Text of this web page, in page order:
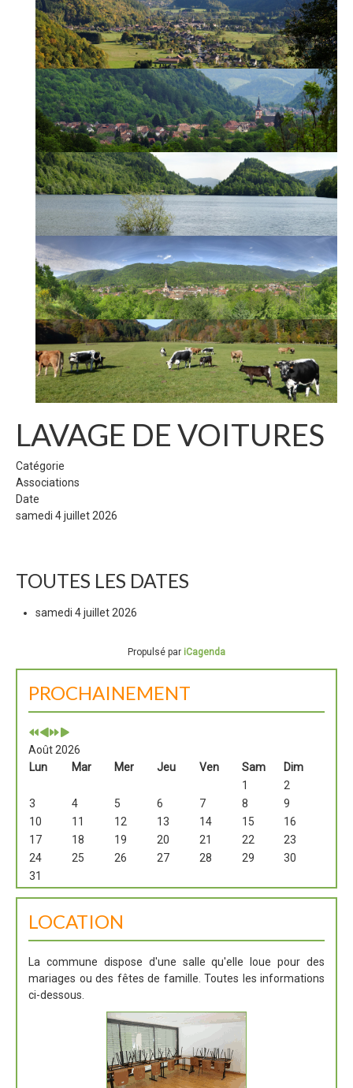
LAVAGE DE VOITURES
Catégorie
Associations
Date
samedi 4 juillet 2026
TOUTES LES DATES
samedi 4 juillet 2026
Propulsé par iCagenda
PROCHAINEMENT
Août 2026
Lun
Mar Mer Jeu Ven Sam
Dim
1
2
3
4 5 6 7 8
9
10
11 12 13 14 15
16
17
18 19 20 21 22
23
24
25 26 27 28 29
30
31
LOCATION
La commune dispose d'une salle qu'elle loue pour des
mariages ou des fêtes de famille. Toutes les informations
ci-dessous.